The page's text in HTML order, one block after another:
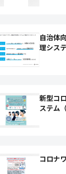
自治体
理システ
新型コ
ステム
コロナ